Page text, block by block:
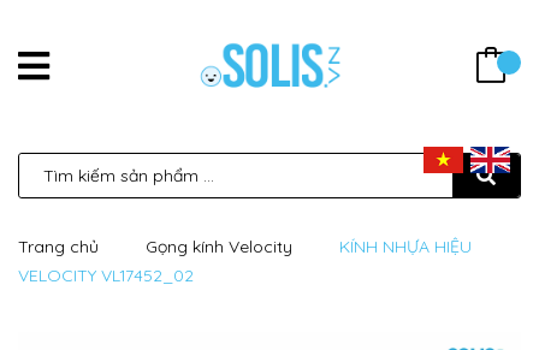
Trang chủ Gọng kính Velocity
KÍNH NHỰA HIỆU
VELOCITY VL17452_02